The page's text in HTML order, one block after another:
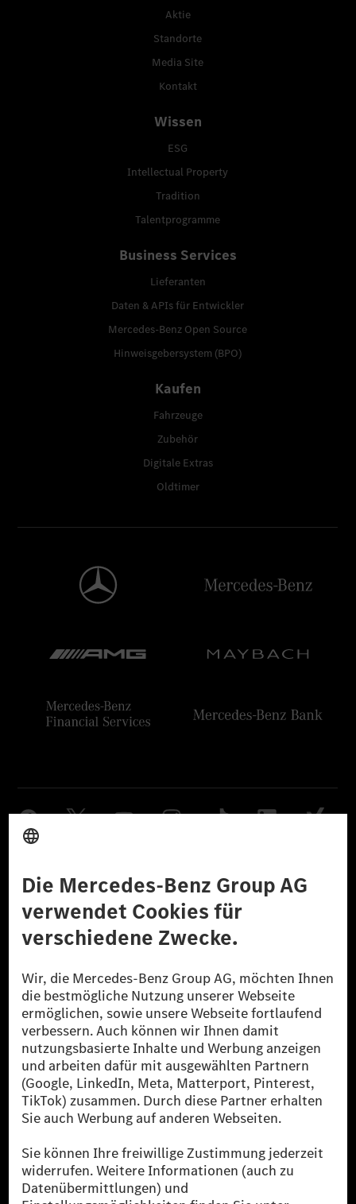
Aktie
Standorte
Media Site
Kontakt
Wissen
ESG
Intellectual Property
Tradition
Talentprogramme
Business Services
Lieferanten
Daten & APIs für Entwickler
Mercedes-Benz Open Source
Hinweisgebersystem (BPO)
Kaufen
Fahrzeuge
Zubehör
Digitale Extras
Oldtimer
Datenschutz Lizenzhinweise Dritter Barrierefreiheit
© 2026 Mercedes-Benz Group AG. Alle Rechte vorbehalten.
[1] Bilanziell CO₂-neutral bedeutet, dass nicht vermiedene oder nicht
reduzierte CO₂-Emissionen bei der Mercedes-Benz Group durch
zertifizierte Ausgleichsprojekte kompensiert werden.
[2] Renewable Charging ist ein integraler Bestandteil von MB.CHARGE
Public in Europa, den USA, Kanada und China. Sofern an der jeweiligen
Ladestation noch kein Strom aus erneuerbaren Energien vorliegt,
verwendet Renewable Charging Grünstromzertifikate*. Diese stellen
sicher, dass für Ladevorgänge über MB.CHARGE Public eine äquivalente
Strommenge aus erneuerbaren Energien ins Stromnetz eingespeist wird.
als sechs Jahre sind.
* Inkl. EKOenergy Ökolabel
* Die angegebenen Werte wurden nach dem vorgeschriebenen
Messverfahren WLTP (Worldwide harmonised Light vehicles Test